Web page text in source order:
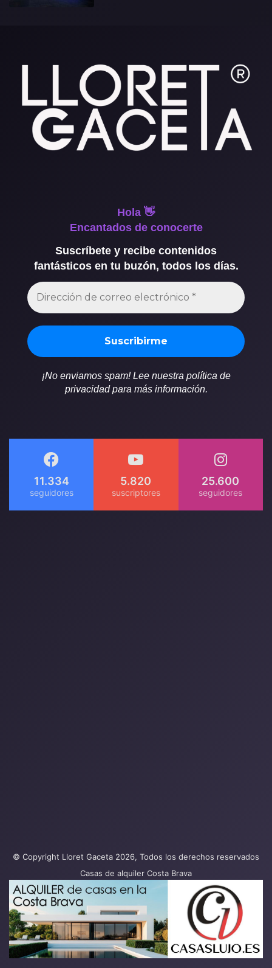
Hola 👋
Encantados de conocerte
Suscríbete y recibe contenidos
fantásticos en tu buzón, todos los días.
¡No enviamos spam! Lee nuestra política de
privacidad para más información.
11.334 5.820 25.600
© Copyright Lloret Gaceta 2026, Todos los derechos reservados
Casas de alquiler Costa Brava